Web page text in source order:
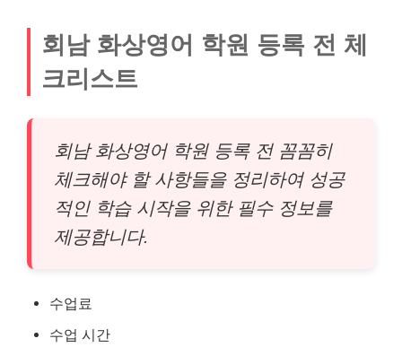
회남 화상영어 학원 등록 전 체
크리스트
회남 화상영어 학원 등록 전 꼼꼼히
체크해야 할 사항들을 정리하여 성공
적인 학습 시작을 위한 필수 정보를
제공합니다.
수업료
수업 시간